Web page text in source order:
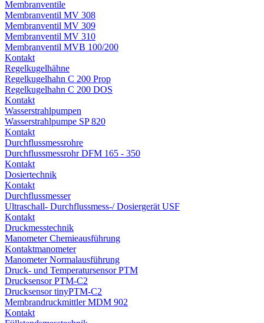
Membranventile
Membranventil MV 308
Membranventil MV 309
Membranventil MV 310
Membranventil MVB 100/200
Kontakt
Regelkugelhähne
Regelkugelhahn C 200 Prop
Regelkugelhahn C 200 DOS
Kontakt
Wasserstrahlpumpen
Wasserstrahlpumpe SP 820
Kontakt
Durchflussmessrohre
Durchflussmessrohr DFM 165 - 350
Kontakt
Dosiertechnik
Kontakt
Durchflussmesser
Ultraschall- Durchflussmess-/ Dosiergerät USF
Kontakt
Druckmesstechnik
Manometer Chemieausführung
Kontaktmanometer
Manometer Normalausführung
Druck- und Temperatursensor PTM
Drucksensor PTM-C2
Drucksensor tinyPTM-C2
Membrandruckmittler MDM 902
Kontakt